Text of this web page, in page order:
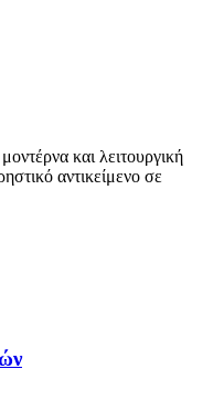
και λειτουργική
αντικείμενο σε